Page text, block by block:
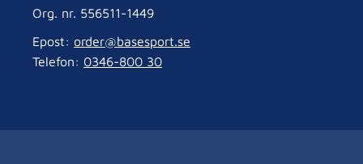
Org. nr. 556511-1449
Epost: order@basesport.se
Telefon: 0346-800 30